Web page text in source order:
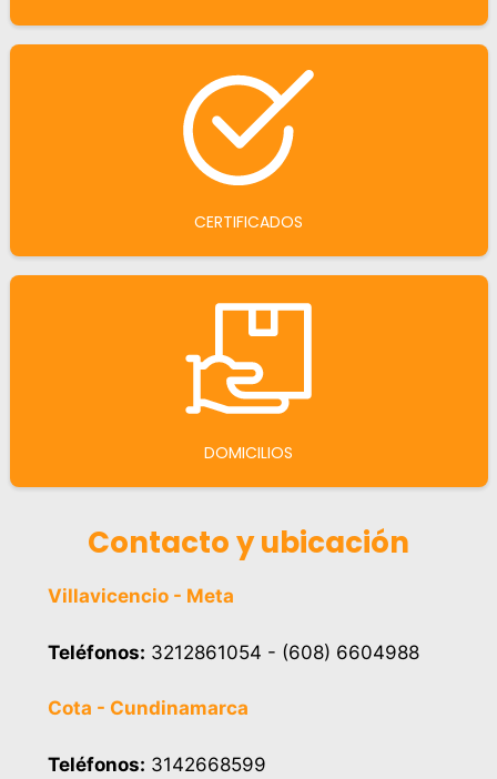
CERTIFICADOS
DOMICILIOS
Contacto y ubicación
Villavicencio - Meta
Teléfonos: 3212861054 - (608) 6604988
Cota - Cundinamarca
Teléfonos: 3142668599